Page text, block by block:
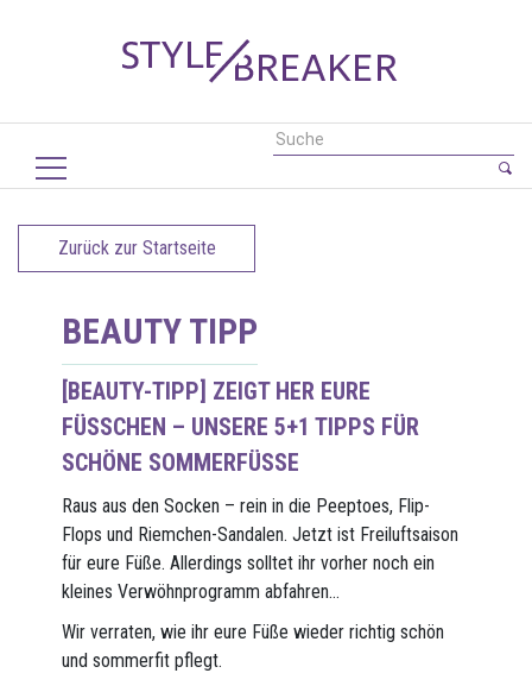
Zurück zur Startseite
BEAUTY TIPP
[BEAUTY-TIPP] ZEIGT HER EURE
FÜSSCHEN – UNSERE 5+1 TIPPS FÜR S
CHÖNE SOMMERFÜSSE
Raus aus den Socken – rein in die Peeptoes, Flip-
Flops und Riemchen-Sandalen. Jetzt ist Freiluftsaison
für eure Füße. Allerdings solltet ihr vorher noch ein
kleines Verwöhnprogramm abfahren…
Wir verraten, wie ihr eure Füße wieder richtig schön
und sommerfit pflegt.